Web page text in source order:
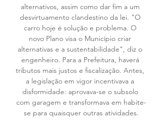
alternativos, assim como dar fim a um
desvirtuamento clandestino da lei. "O
carro hoje é solução e problema. O
novo Plano visa o Município criar
alternativas e a sustentabilidade", diz o
engenheiro. Para a Prefeitura, haverá
tributos mais justos e fiscalização. Antes,
a legislação em vigor incentivava a
disformidade: aprovava-se o subsolo
com garagem e transformava em habite-
se para quaisquer outras atividades.